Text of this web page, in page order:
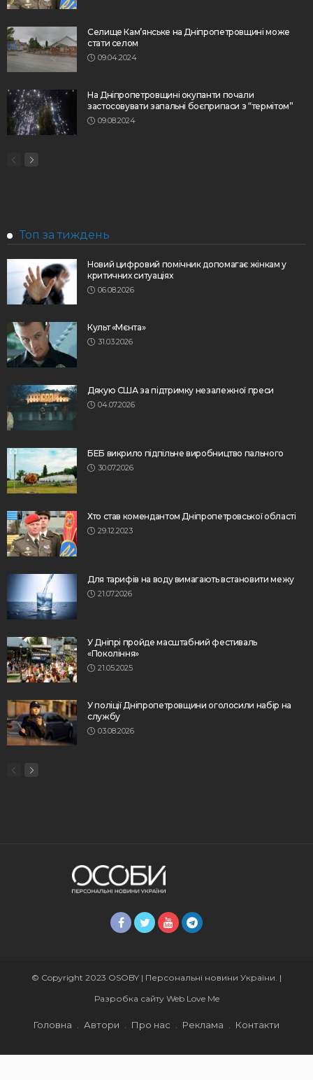
Селище Кам’янське на Дніпропетровщині може
стати селом
09.04.2024
На Дніпропетровщині окупанти почали
застосовувати запальні боєприпаси з “термітом”
09.08.2024
Топ за тиждень
Новий цифровий помічник допомагає жінкам у
критичних ситуаціях
06.08.2026
Культ «Мєнта»
31.03.2026
Дякую США за підтримку незалежної преси
04.07.2026
БЕБ викрило підпільне виробництво пального
30.07.2026
Хто став комендантом Дніпропетровської області
29.12.2023
Для тарифів на воду вимагають встановити межу
21.07.2026
У Дніпрі пройде масштабний фестиваль
«Покоління»
21.05.2025
У поліції Дніпропетровщини оголосили набір на
службу
03.08.2026
© Copyright 2023 OSOBY | Персональні новини України. |
Разробка сайтуWeb Love Me
Головна Автори Про нас Реклама Контакти